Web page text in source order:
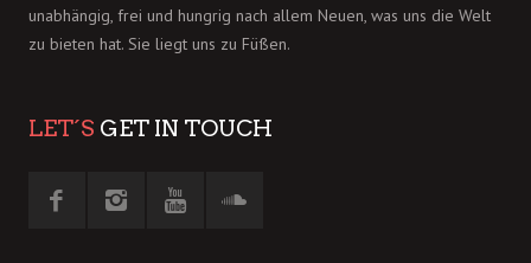
unabhängig, frei und hungrig nach allem Neuen, was uns die Welt
zu bieten hat. Sie liegt uns zu Füßen.
LET´S GET IN TOUCH